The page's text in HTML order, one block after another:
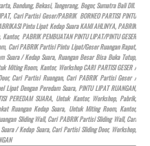
Bandung, Bekasi, Tangerang, Bogor, Sumatra Bali Dll.
Cari Partisi Geser/PABRIK BORNEO PARTISI PINTU
Pintu Lipat Kedap Suara KAMI AHLINYA, PABRIK
PABRIK PEMBUATAN PINTU LIPAT/PINTU GESER
Cari PABRIK Partisi Pintu Lipat/Geser Ruangan Rapat,
/ Kedap Suara, Ruangan Besar Bisa Buka Tutup,
Miting Room, Kantor, Workshop CARI PARTISI GESER /
Cari Partisi Ruangan, Cari PABRIK Partisi Geser /
Dengan Peredam Suara, PINTU LIPAT RUANGAN,
PEREDAM SUARA, Untuk Kantor, Workshop, Pabrik,
Ruangan Kedap Suara, Untuk Miting Room, Kantor,
Sliding Wall, Cari PABRIK Partisi Sliding Wall, Cari
/ Kedap Suara, Cari Partisi Sliding Door, Workshop,